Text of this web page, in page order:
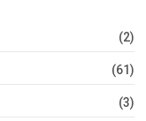
(2)
(61)
(3)